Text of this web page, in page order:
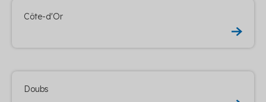
Côte-d'Or
Doubs